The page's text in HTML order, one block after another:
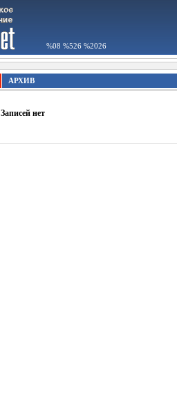
%08 %526 %2026
АРХИВ
Записей нет